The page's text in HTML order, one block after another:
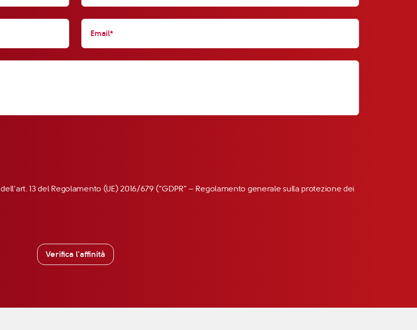
13 del Regolamento (UE) 2016/679 (“GDPR” – Regolamento generale sulla protezione dei
Verifica l'affinità